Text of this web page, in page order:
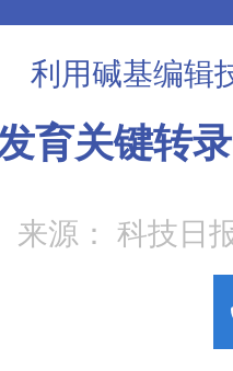
利用碱基编辑
育关键转
来源： 科技日